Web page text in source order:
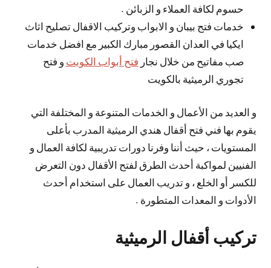
حسوم لكافة العملاء و الزبائن .
خدمات فتح بيبان و الابواب وتركيب الاقفال تصليح اثاث
ايكيا في العدان القصور مبارك الكبير مع افضل خدمات
صب مفاتيح من خلال نجار فتح أبواب الكويت و فتح
تجوري الرميثية بالكويت
و العديد من الأعمال و الخدمات المتنوعة و المختلفة التي
يقوم بها فني فتح أقفال هندي الرميثية المدرب بأعلى
المستويات ، حيث أننا وفرنا دورات تدريبية لكافة العمال و
الفنيين لمواكبة أحدث الطرق لفتح الأقفال دون التعرض
للكسر أو الخلع ، و تدريب العمال على استخدام أحدث
الأدوات و المعدات المتطورة .
تركيب أقفال الرميثية